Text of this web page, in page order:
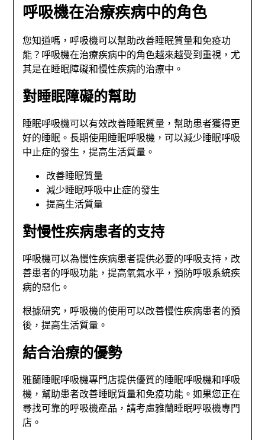
呼吸機在治療疾病中的角色
您知道嗎，呼吸機可以幫助改善睡眠質量和免疫功
能？呼吸機在治療疾病中的角色越來越受到重視，尤
其是在睡眠障礙和慢性疾病的治療中。
對睡眠障礙的幫助
睡眠呼吸機可以有效改善睡眠質量，幫助患者獲得更
好的睡眠。長期使用睡眠呼吸機，可以減少睡眠呼吸
中止症的發生，提高生活質量。
改善睡眠質量
減少睡眠呼吸中止症的發生
提高生活質量
對慢性疾病患者的支持
呼吸機可以為慢性疾病患者提供必要的呼吸支持，改
善患者的呼吸功能，提高氧氣水平，預防呼吸系統疾
病的惡化。
根據研究，呼吸機的使用可以改善慢性疾病患者的預
後，提高生活質量。
結合治療的優勢
雅蘭睡眠呼吸機專門店提供優質的睡眠呼吸機和呼吸
機，幫助患者改善睡眠質量和免疫功能。如果您正在
尋找可靠的呼吸機產品，請考慮雅蘭睡眠呼吸機專門
店。